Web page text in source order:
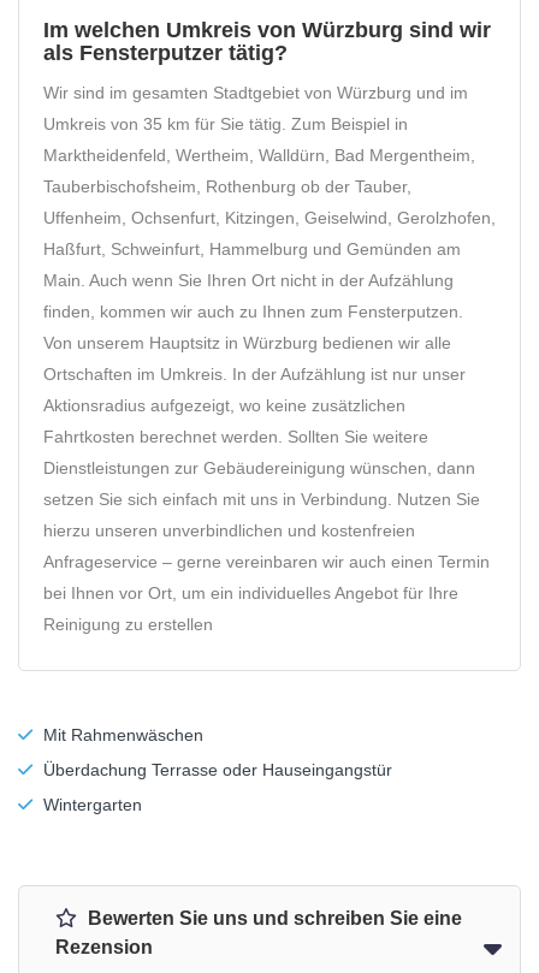
Im welchen Umkreis von Würzburg sind wir
als Fensterputzer tätig?
Wir sind im gesamten Stadtgebiet von Würzburg und im
Umkreis von 35 km für Sie tätig. Zum Beispiel in
Marktheidenfeld, Wertheim, Walldürn, Bad Mergentheim,
Tauberbischofsheim, Rothenburg ob der Tauber,
Uffenheim, Ochsenfurt, Kitzingen, Geiselwind, Gerolzhofen,
Haßfurt, Schweinfurt, Hammelburg und Gemünden am
Main. Auch wenn Sie Ihren Ort nicht in der Aufzählung
finden, kommen wir auch zu Ihnen zum Fensterputzen.
Von unserem Hauptsitz in Würzburg bedienen wir alle
Ortschaften im Umkreis. In der Aufzählung ist nur unser
Aktionsradius aufgezeigt, wo keine zusätzlichen
Fahrtkosten berechnet werden. Sollten Sie weitere
Dienstleistungen zur Gebäudereinigung wünschen, dann
setzen Sie sich einfach mit uns in Verbindung. Nutzen Sie
hierzu unseren unverbindlichen und kostenfreien
Anfrageservice – gerne vereinbaren wir auch einen Termin
bei Ihnen vor Ort, um ein individuelles Angebot für Ihre
Reinigung zu erstellen
Mit Rahmenwäschen
Überdachung Terrasse oder Hauseingangstür
Wintergarten
Bewerten Sie uns und schreiben Sie eine
Rezension